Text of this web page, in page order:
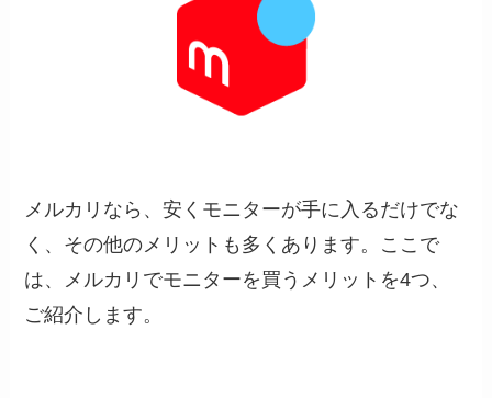
メルカリなら、安くモニターが手に入るだけでな
く、その他のメリットも多くあります。ここで
は、メルカリでモニターを買うメリットを4つ、
ご紹介します。